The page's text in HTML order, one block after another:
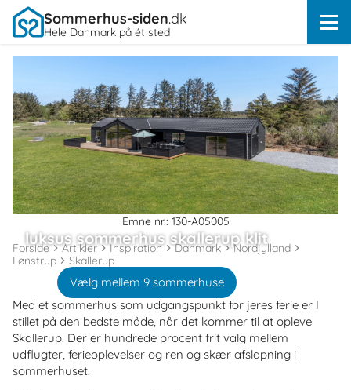
Sommerhus-siden.dk
Hele Danmark på ét sted
Emne nr.: 130-A05005
luksus sommerhus skallerup klit
Vælg mellem 9 sommerhuse
Forside Artikler Inspiration Danmark
Nordjylland
Lønstrup
Skallerup
Med et sommerhus som udgangspunkt for jeres ferie er I
stillet på den bedste måde, når det kommer til at opleve
Skallerup. Der er hundrede procent frit valg mellem
udflugter, ferieoplevelser og ren og skær afslapning i
sommerhuset.